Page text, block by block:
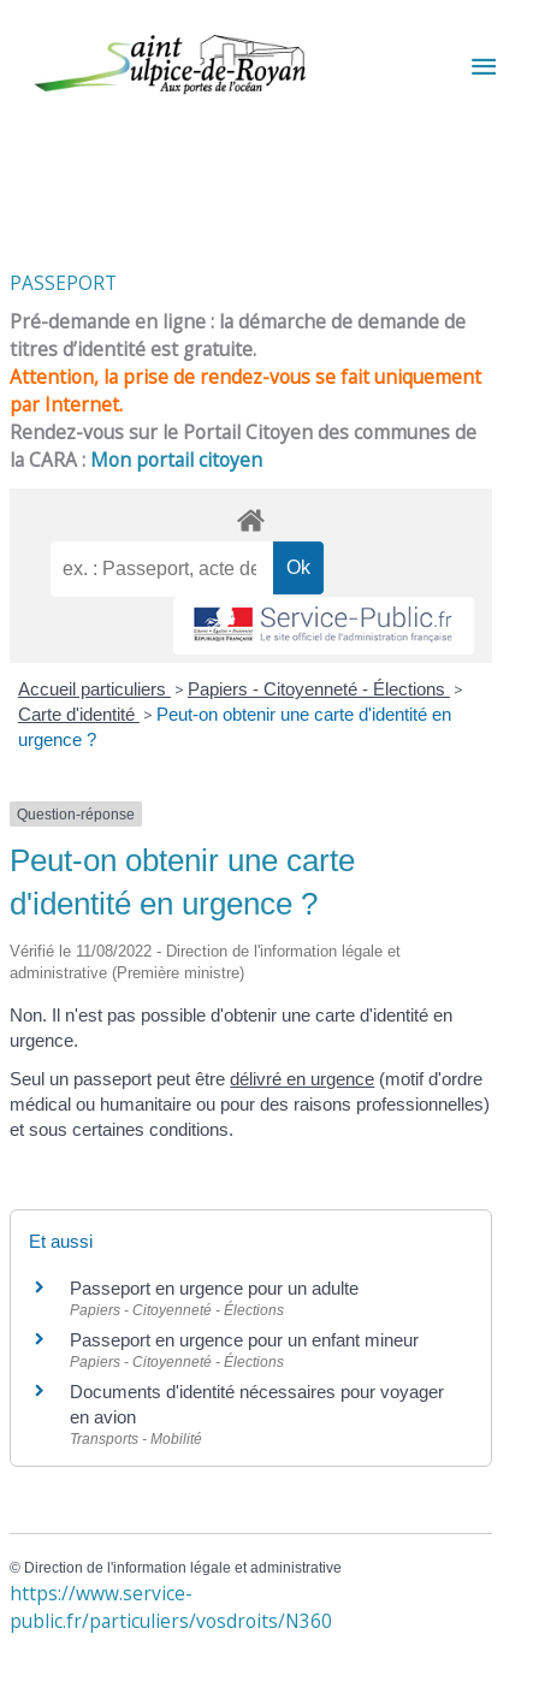
PASSEPORT
Pré-demande en ligne : la démarche de demande de
titres d’identité est gratuite.
Attention, la prise de rendez-vous se fait uniquement
par Internet.
Rendez-vous sur le Portail Citoyen des communes de
la CARA : Mon portail citoyen
Accueil particuliers > Papiers - Citoyenneté - Élections >
Carte d'identité > Peut-on obtenir une carte d'identité en
urgence ?
Question-réponse
Peut-on obtenir une carte
d'identité en urgence ?
Vérifié le 11/08/2022 - Direction de l'information légale et
administrative (Première ministre)
Non. Il n'est pas possible d'obtenir une carte d'identité en
urgence.
Seul un passeport peut êtredélivré en urgence (motif d'ordre
médical ou humanitaire ou pour des raisons professionnelles)
et sous certaines conditions.
Et aussi
Passeport en urgence pour un adulte
Papiers - Citoyenneté - Élections
Passeport en urgence pour un enfant mineur
Papiers - Citoyenneté - Élections
Documents d'identité nécessaires pour voyager
en avion
Transports - Mobilité
© Direction de l'information légale et administrative
https://www.service-
public.fr/particuliers/vosdroits/N360